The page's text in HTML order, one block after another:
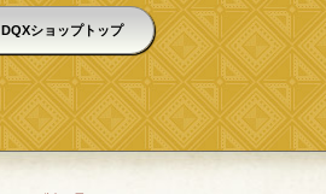
DQXショップトップ